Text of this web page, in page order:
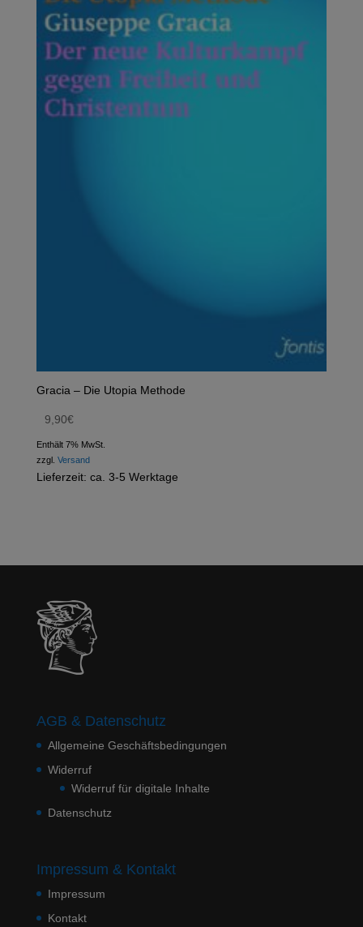
Gracia – Die Utopia Methode
9,90€
Enthält 7% MwSt.
zzgl. Versand
Lieferzeit: ca. 3-5 Werktage
AGB & Datenschutz
Allgemeine Geschäftsbedingungen
Widerruf
Widerruf für digitale Inhalte
Datenschutz
Impressum & Kontakt
Impressum
Kontakt